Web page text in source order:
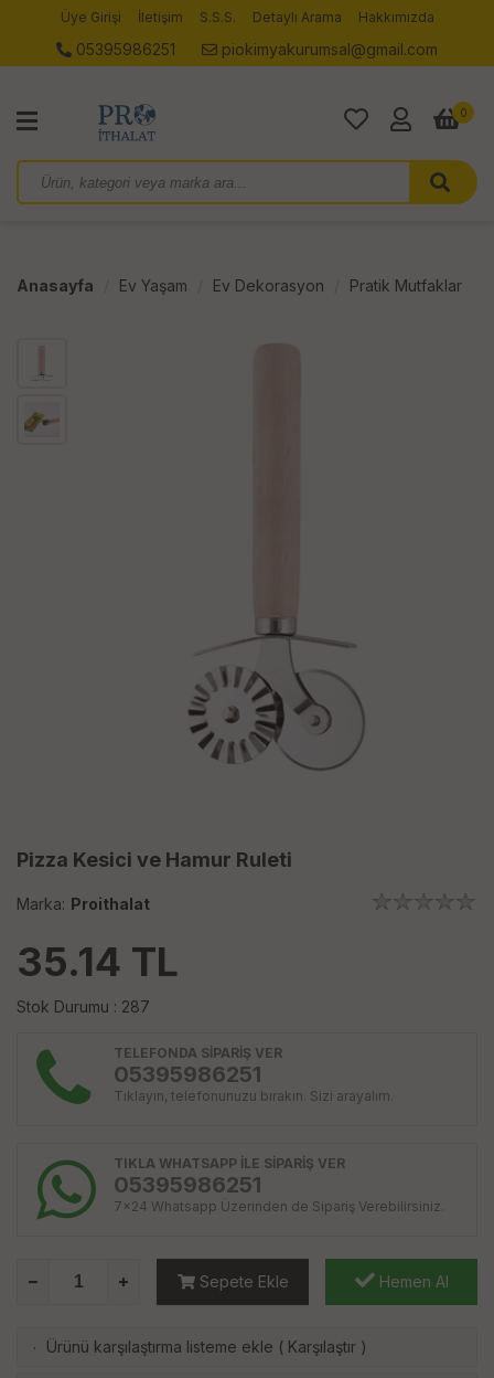
Üye Girişi İletişim S.S.S. Detaylı Arama Hakkımızda
05395986251 piokimyakurumsal@gmail.com
0
Anasayfa Ev Yaşam Ev Dekorasyon Pratik Mutfaklar
Pizza Kesici ve Hamur Ruleti
Marka: Proithalat
35.14 TL
Stok Durumu : 287
TELEFONDA SİPARİŞ VER
05395986251
Tıklayın, telefonunuzu bırakın. Sizi arayalım.
TIKLA WHATSAPP İLE SİPARİŞ VER
05395986251
7x24 Whatsapp Üzerinden de Sipariş Verebilirsiniz.
Sepete Ekle Hemen Al
· Ürünü karşılaştırma listeme ekle ( Karşılaştır )